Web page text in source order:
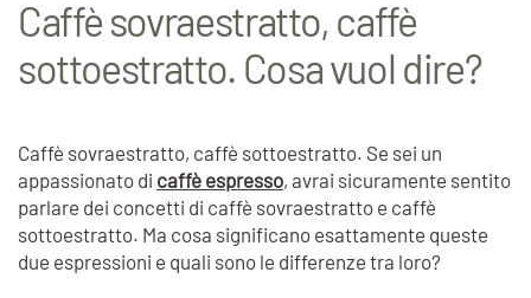
Caffè sovraestratto, caffè
sottoestratto. Cosa vuol dire?
Caffè sovraestratto, caffè sottoestratto. Se sei un
appassionato di caffè espresso, avrai sicuramente sentito
parlare dei concetti di caffè sovraestratto e caffè
sottoestratto. Ma cosa significano esattamente queste
due espressioni e quali sono le differenze tra loro?